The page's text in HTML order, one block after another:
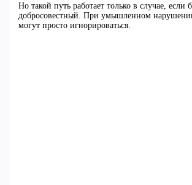
Но такой путь работает только в случае, если
добросовестный. При умышленном
могут просто игнорироваться.